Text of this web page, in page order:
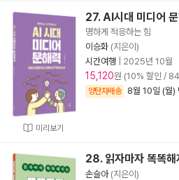
미리보기
27. AI시대 미디어
명하게 적응하는 힘
이승화 (지은이)
시간여행
2025년 10월
15,120원 (10% 할인 /
양탄자배송 8월 10일 (월)
28. 읽자마자 똑똑
손슬아(지은이)